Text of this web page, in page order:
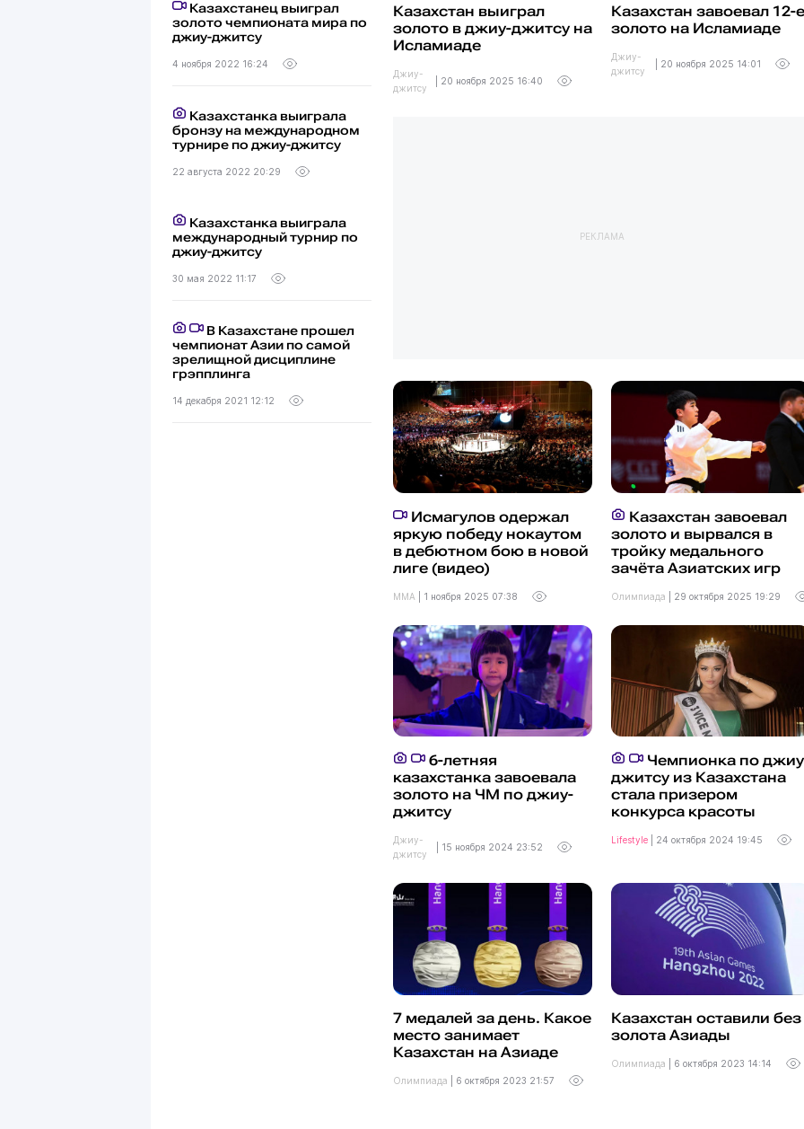
Казахстанец выиграл
золото чемпионата мира по
джиу-джитсу
4 ноября 2022 16:24
Казахстанка выиграла
бронзу на международном
турнире по джиу-джитсу
22 августа 2022 20:29
Казахстанка выиграла
международный турнир по
джиу-джитсу
30 мая 2022 11:17
В Казахстане прошел
чемпионат Азии по самой
зрелищной дисциплине
грэпплинга
14 декабря 2021 12:12
Казахстан выиграл
золото в джиу-джитсу на
Исламиаде
Джиу-
джитсу
20 ноября 2025 16:40
Казахстан завоевал 12-е
золото на Исламиаде
Джиу-
джитсу
20 ноября 2025 14:01
РЕКЛАМА
Исмагулов одержал
яркую победу нокаутом
в дебютном бою в новой
лиге (видео)
MMA 1 ноября 2025 07:38
Казахстан завоевал
золото и вырвался в
тройку медального
зачёта Азиатских игр
Олимпиада 29 октября 2025 19:29
6-летняя
казахстанка завоевала
золото на ЧМ по джиу-
джитсу
Джиу-
джитсу
15 ноября 2024 23:52
Чемпионка по
джитсу из Казахстана
стала призером
конкурса красоты
Lifestyle 24 октября 2024 19:45
7 медалей за день. Какое
место занимает
Казахстан на Азиаде
Олимпиада 6 октября 2023 21:57
Казахстан оставили без
золота Азиады
Олимпиада 6 октября 2023 14:14